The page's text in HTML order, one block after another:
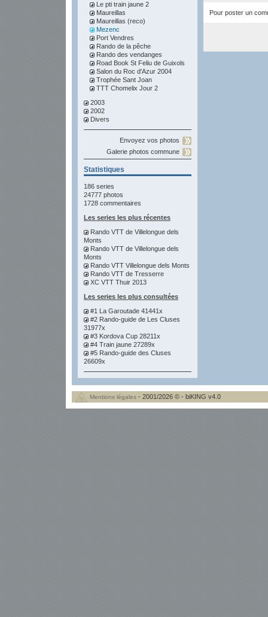
Le pti train jaune 2
Maureillas
Maureillas (reco)
Mezenc
Port Vendres
Rando de la pêche
Rando des vendanges
Road Book St Feliu de Guixols
Salon du Roc d'Azur 2004
Trophée Sant Joan
TTT Chomelix Jour 2
2003
2002
Divers
Envoyez vos photos
Galerie photos commune
Statistiques
186 series
24777 photos
1728 commentaires
Les series les plus récentes
Rando VTT de Villelongue dels
Monts
Rando VTT de Villelongue dels
Monts
Rando VTT Villelongue dels Monts
Rando VTT de Tresserre
XC VTT Thuir 2013
Les series les plus consultées
#1 La Garoutade 41441x
#2 Rando-guide de Les Cluses
31977x
#3 Kordova Cup 28211x
#4 Train jaune 27289x
#5 Rando-guide des Cluses
26609x
Pour poster un
Mentions légales - 2001/2026 © - biKING v4.0